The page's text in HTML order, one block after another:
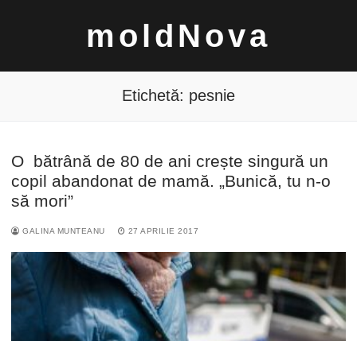
moldNova
Caută
după:
Etichetă: pesnie
O bătrână de 80 de ani crește singură un
copil abandonat de mamă. „Bunică, tu n-o
să mori”
GALINA MUNTEANU 27 APRILIE 2017